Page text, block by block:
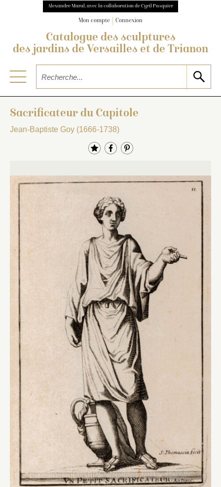
Alexandre Maral, avec la collaboration de Cyril Pasquier
Mon compte Connexion
Catalogue des sculptures
des jardins de Versailles et de Trianon
Sacrificateur du Capitole
Jean-Baptiste Goy (1666-1738)